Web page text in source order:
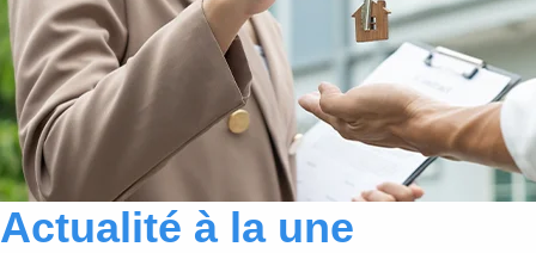
Actualité à la une